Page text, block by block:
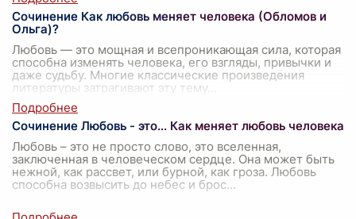
Сочинение Как любовь меняет человека (Обломов и
Ольга)?
Любовь — это мощная и всепроникающая сила, которая
способна изменять человека, его взгляды, привычки и
даже судьбу. Многие классические произведения
литературы затрагивают эту тему
Сочинение Любовь - это… Как меняет любовь человека
Любовь – это не просто слово, это вселенная,
заключенная в человеческом сердце. Она может быть
нежной, как рассвет, или бурной, как гроза. Любовь
способна возвысить до небес и брос...